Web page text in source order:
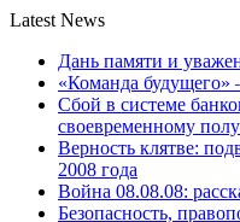
Latest News
Дань памяти и
«Команда будущего»
Сбой в системе
своевременному
Верность клятве:
2008 года
Война 08.08.08:
Безопасность,